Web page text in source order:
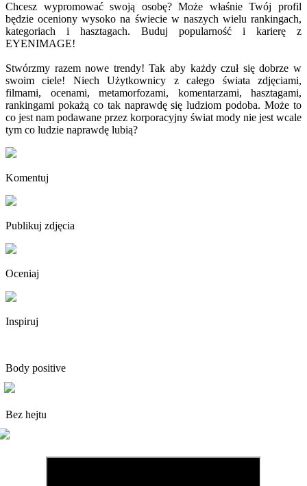
Chcesz wypromować swoją osobę? Może właśnie Twój profil
będzie oceniony wysoko na świecie w naszych wielu rankingach,
kategoriach i hasztagach. Buduj popularność i karierę z
EYENIMAGE!
Stwórzmy razem nowe trendy! Tak aby każdy czuł się dobrze w
swoim ciele! Niech Użytkownicy z całego świata zdjęciami,
filmami, ocenami, metamorfozami, komentarzami, hasztagami,
rankingami pokażą co tak naprawdę się ludziom podoba. Może to
co jest nam podawane przez korporacyjny świat mody nie jest wcale
tym co ludzie naprawdę lubią?
Komentuj
Publikuj zdjęcia
Oceniaj
Inspiruj
Body positive
Bez hejtu